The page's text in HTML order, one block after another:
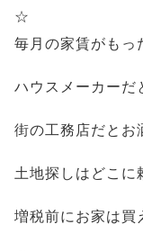
☆
毎月の家賃がもっ
ハウスメーカーだ
街の工務店だとお
土地探しはどこに
増税前にお家は買